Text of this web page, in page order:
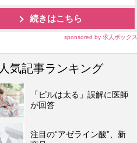
続きはこちら
sponsored by 求人ボックス
人気記事ランキング
「ピルは太る」誤解に医師
が回答
注目の“アゼライン酸”、新